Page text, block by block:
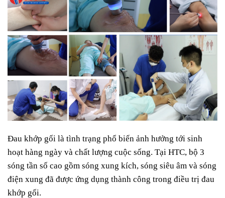
Đau khớp gối là tình trạng phổ biến ảnh hưởng tới sinh
hoạt hàng ngày và chất lượng cuộc sống. Tại HTC, bộ 3
sóng tần số cao gồm sóng xung kích, sóng siêu âm và sóng
điện xung đã được ứng dụng thành công trong điều trị đau
khớp gối.